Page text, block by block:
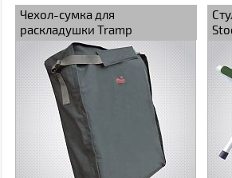
Чехол-сумка для
раскладушки Tramp
полиэстер